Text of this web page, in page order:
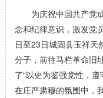
为庆祝中国共产党
念和纪律意识，激发党
日至23日城固县玉祥天
分子，前往马栏革命旧
了“以史为鉴强党性，
在庄严肃穆的氛围中，